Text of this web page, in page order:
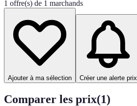
1 offre(s) de 1 marchands
Ajouter à ma sélection Créer une alerte prix
Comparer les prix(1)